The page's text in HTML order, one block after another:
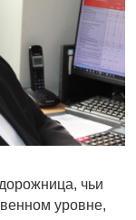
чьи
уровне,